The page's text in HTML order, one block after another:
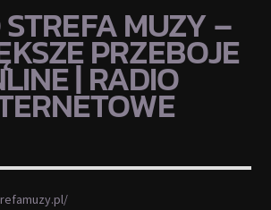
MUZY –
PRZEBOJE
| RADIO